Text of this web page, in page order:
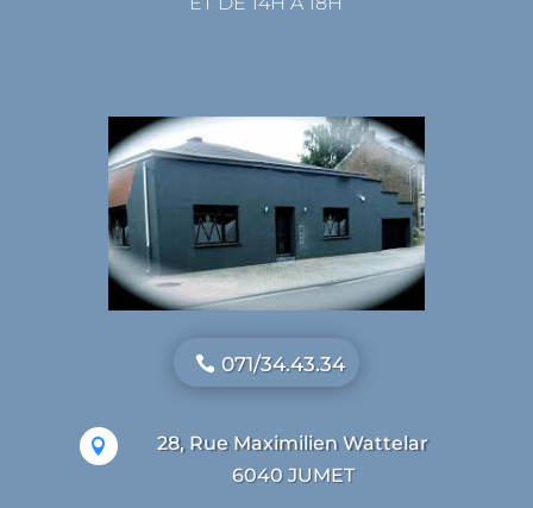
071/34.43.34

28, Rue Maximilien Wattelar
6040 JUMET